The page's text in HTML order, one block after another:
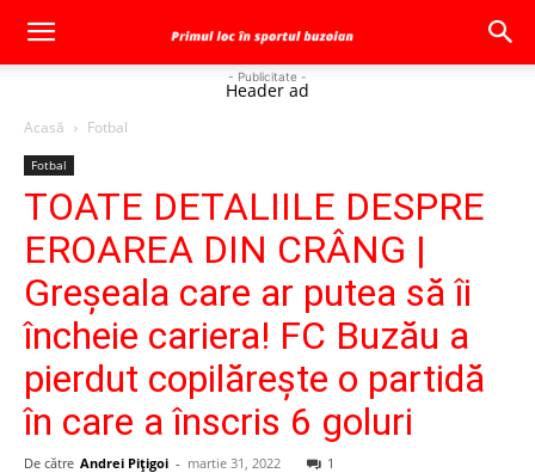
- Publicitate -
Header ad
Acasă Fotbal
Fotbal
TOATE DETALIILE DESPRE
EROAREA DIN CRÂNG |
Greşeala care ar putea să îi
încheie cariera! FC Buzău a
pierdut copilăreşte o partidă
în care a înscris 6 goluri
De către Andrei Pițigoi - martie 31, 2022 1